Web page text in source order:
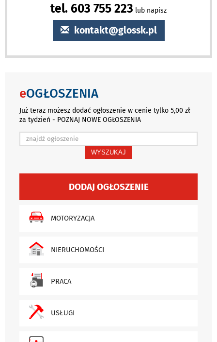
tel. 603 755 223 lub napisz
kontakt@glossk.pl
eOGŁOSZENIA
Już teraz możesz dodać ogłoszenie w cenie tylko 5,00 zł
za tydzień - POZNAJ NOWE OGŁOSZENIA
WYSZUKAJ
DODAJ OGŁOSZENIE
MOTORYZACJA
NIERUCHOMOŚCI
PRACA
USŁUGI